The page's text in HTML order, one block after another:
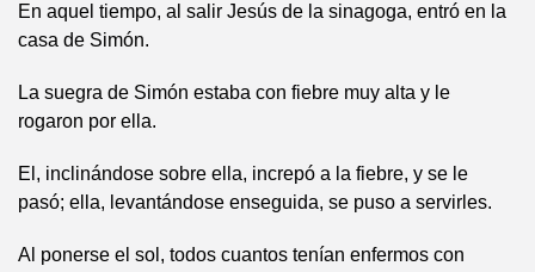
En aquel tiempo, al salir Jesús de la sinagoga, entró en la
casa de Simón.
La suegra de Simón estaba con fiebre muy alta y le
rogaron por ella.
El, inclinándose sobre ella, increpó a la fiebre, y se le
pasó; ella, levantándose enseguida, se puso a servirles.
Al ponerse el sol, todos cuantos tenían enfermos con